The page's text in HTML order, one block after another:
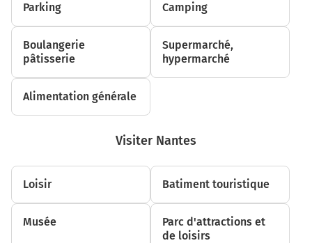
Lyon-Centre
Continuer la voie sur 110 mètres
Roanne
Quais de Saône
Parking Camping
Boulangerie
pâtisserie
Supermarché,
hypermarché
Alimentation générale
Visiter Nantes
Loisir Batiment touristique
Musée
Parc d'attractions et
de loisirs